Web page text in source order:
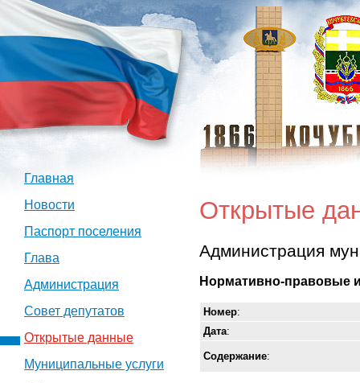
Главная
Новости
Паспорт поселения
Глава
Администрация
Совет депутатов
Открытые данные
Муниципальные услуги
Открытые
Администрация
Нормативно-правовые
Номер:
Дата:
Содержание: